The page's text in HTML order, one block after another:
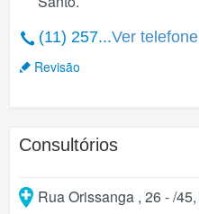
(11) 257...Ver telefone
Revisão
Consultórios
Rua Orissanga , 26 - /45,